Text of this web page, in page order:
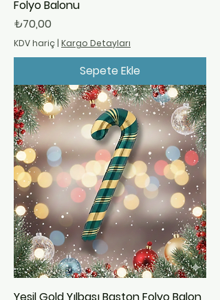
Folyo Balonu
Fiyat
₺70,00
KDV hariç | Kargo Detayları
Sepete Ekle